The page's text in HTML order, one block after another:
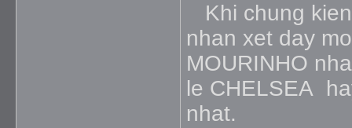
Khi chung
nhan xet day
MOURINHO
le CHELSEA
nhat.